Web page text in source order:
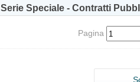
Serie Speciale - Contratti
Pagina